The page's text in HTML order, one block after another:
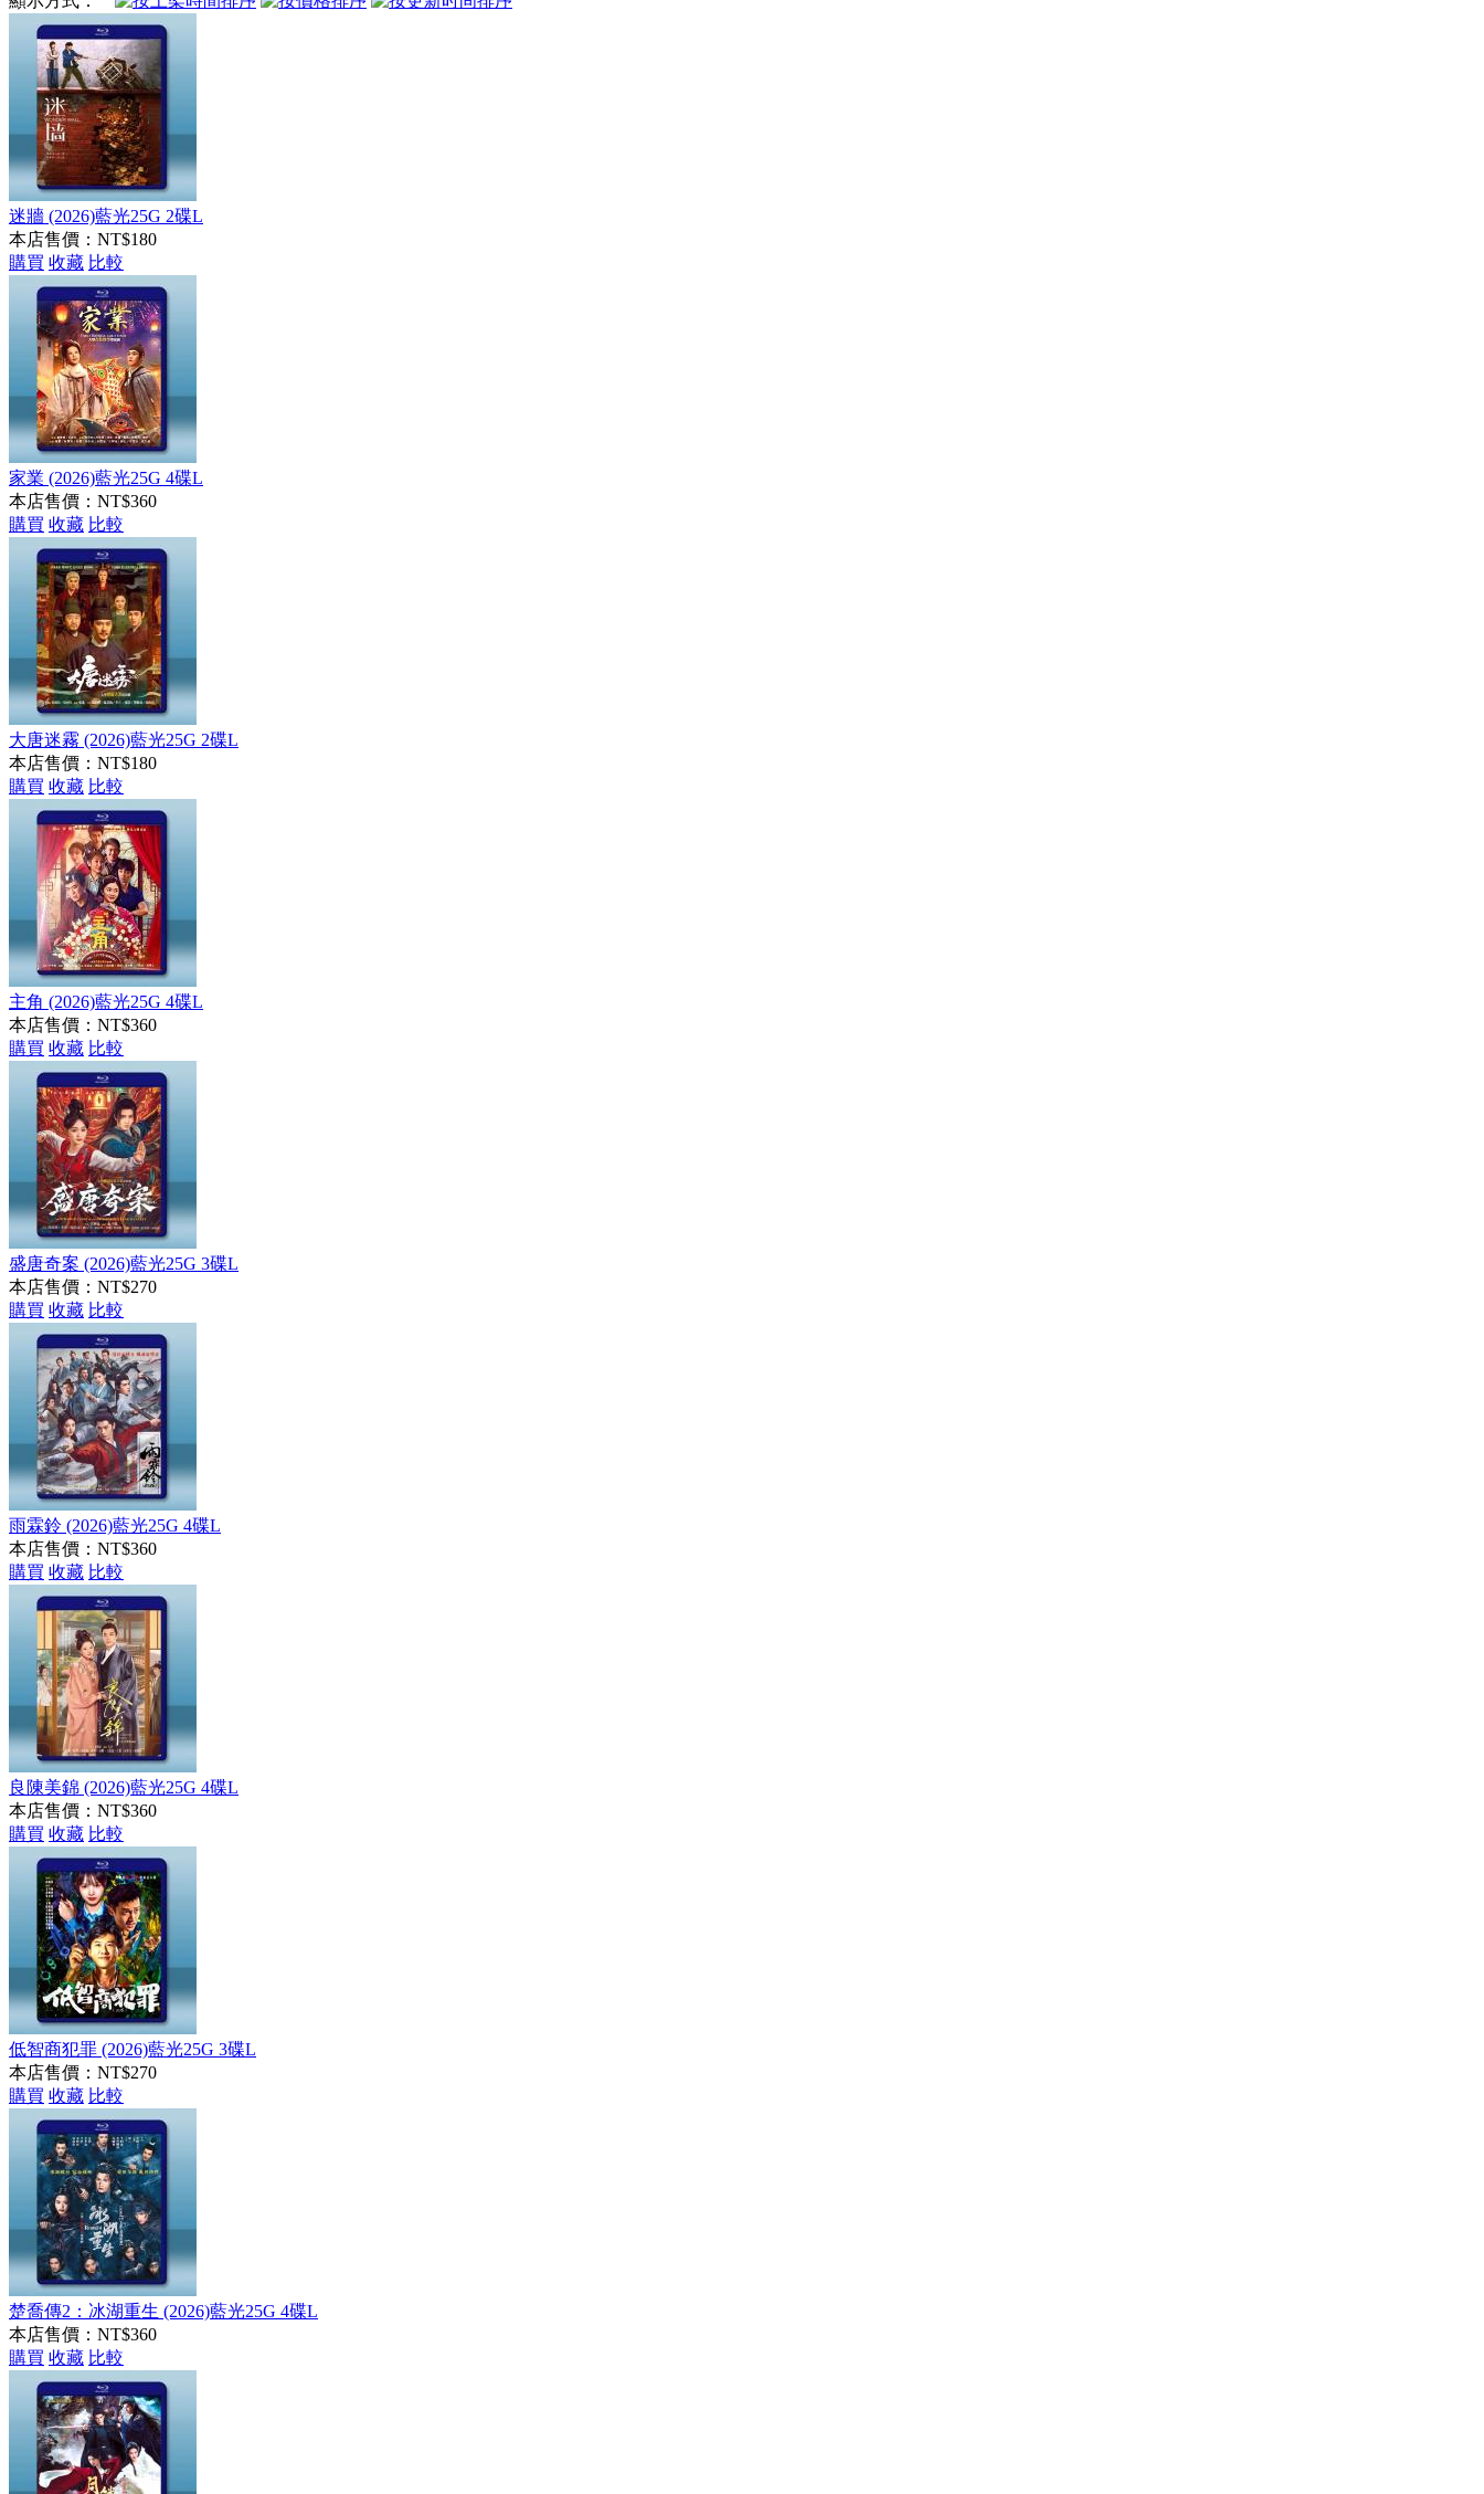
迷牆 (2026)藍光25G 2碟L
本店售價： NT$180
購買 收藏 比較
家業 (2026)藍光25G 4碟L
本店售價： NT$360
購買 收藏 比較
大唐迷霧 (2026)藍光25G 2碟L
本店售價： NT$180
購買 收藏 比較
主角 (2026)藍光25G 4碟L
本店售價： NT$360
購買 收藏 比較
盛唐奇案 (2026)藍光25G 3碟L
本店售價： NT$270
購買 收藏 比較
雨霖鈴 (2026)藍光25G 4碟L
本店售價： NT$360
購買 收藏 比較
良陳美錦 (2026)藍光25G 4碟L
本店售價： NT$360
購買 收藏 比較
低智商犯罪 (2026)藍光25G 3碟L
本店售價： NT$270
購買 收藏 比較
楚喬傳2：冰湖重生 (2026)藍光25G 4碟L
本店售價： NT$360
購買 收藏 比較